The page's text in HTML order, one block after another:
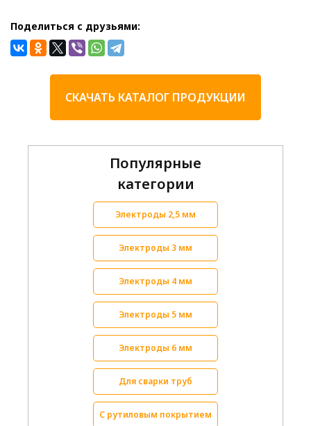
Поделиться с друзьями:
СКАЧАТЬ КАТАЛОГ ПРОДУКЦИИ
Популярные
категории
Электроды 2,5 мм
Электроды 3 мм
Электроды 4 мм
Электроды 5 мм
Электроды 6 мм
Для сварки труб
С рутиловым покрытием